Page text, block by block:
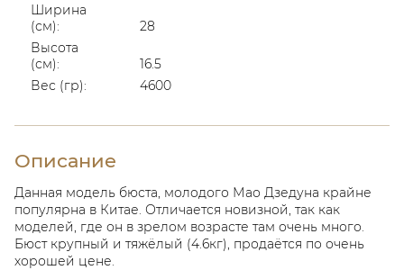
Ширина
(см):
28
Высота
(см):
16.5
Вес (гр):
4600
Описание
Данная модель бюста, молодого Мао Дзедуна крайне
популярна в Китае. Отличается новизной, так как
моделей, где он в зрелом возрасте там очень много.
Бюст крупный и тяжёлый (4.6кг), продаётся по очень
хорошей цене.